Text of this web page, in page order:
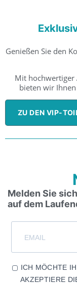
Genießen Sie den
Mit hochwertiger
bieten wir
ZU DEN VIP-
Melden Sie
auf dem
ICH MÖCHTE
AKZEPTIERE